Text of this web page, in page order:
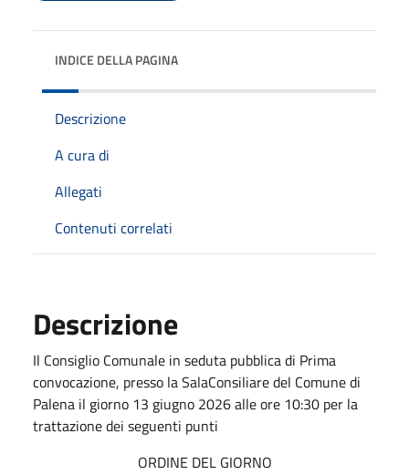
INDICE DELLA PAGINA
Descrizione
A cura di
Allegati
Contenuti correlati
Descrizione
Il Consiglio Comunale in seduta pubblica di Prima
convocazione, presso la SalaConsiliare del Comune di
Palena il giorno 13 giugno 2026 alle ore 10:30 per la
trattazione dei seguenti punti
ORDINE DEL GIORNO